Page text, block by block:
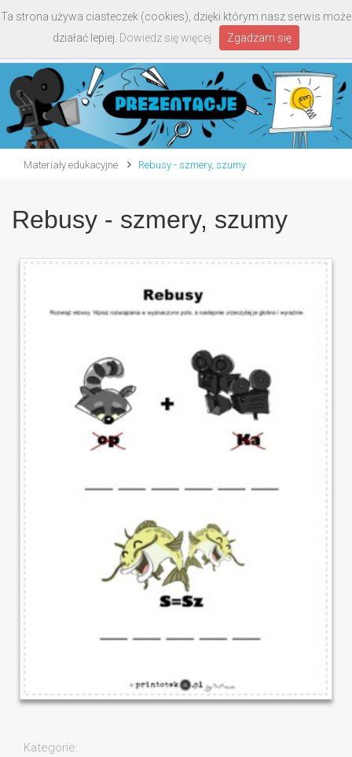
Materiały edukacyjne Rebusy - szmery, szumy
Rebusy - szmery, szumy
Kategorie:
Ta strona używa ciasteczek (cookies), dzięki którym nasz serwis może
działać lepiej. Dowiedz się więcej Zgadzam się